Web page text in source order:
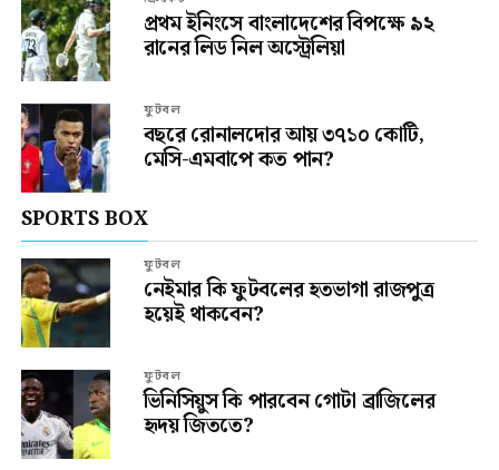
প্রথম ইনিংসে বাংলাদেশের বিপক্ষে ৯২
রানের লিড নিল অস্ট্রেলিয়া
ফুটবল
বছরে রোনালদোর আয় ৩৭১০ কোটি,
মেসি-এমবাপে কত পান?
SPORTS BOX
ফুটবল
নেইমার কি ফুটবলের হতভাগা রাজপুত্র
হয়েই থাকবেন?
ফুটবল
ভিনিসিয়ুস কি পারবেন গোটা ব্রাজিলের
হৃদয় জিততে?